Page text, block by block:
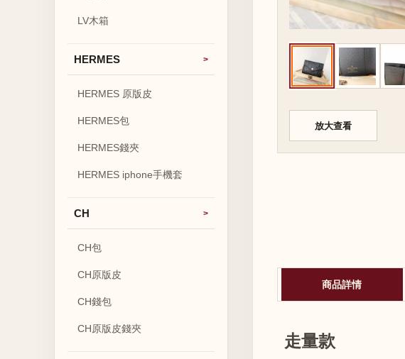
LV木箱
HERMES
HERMES 原版皮
HERMES包
HERMES錢夾
HERMES iphone手機套
CH
CH包
CH原版皮
CH錢包
CH原版皮錢夾
放大查看
商品詳情
走量款